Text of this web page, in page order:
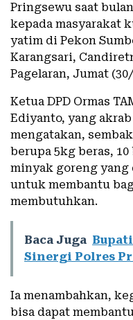
Pringsewu saat
kepada masyarakat
yatim di Pekon
Karangsari,
Pagelaran, Jumat
Ketua DPD Ormas
Ediyanto, yang
mengatakan,
berupa 5kg beras,
minyak goreng yang
untuk membantu
membutuhkan.
Baca Juga
Sinergi Polres
Ia menambahkan,
bisa dapat